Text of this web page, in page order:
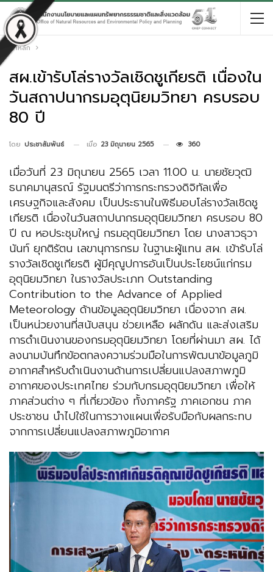
หน้าหลัก
สผ.เข้ารับโล่รางวัลเชิดชูเกียรติ เนื่องใน
วันสถาปนากรมอุตุนิยมวิทยา ครบรอบ
80 ปี
โดย ประชาสัมพันธ์ เมื่อ 23 มิถุนายน 2565 360
เมื่อวันที่ 23 มิถุนายน 2565 เวลา 11.00 น. นายชัยวุฒิ
ธนาคมานุสรณ์ รัฐมนตรีว่าการกระทรวงดิจิทัลเพื่อ
เศรษฐกิจและสังคม เป็นประธานในพิธีมอบโล่รางวัลเชิดชู
เกียรติ เนื่องในวันสถาปนากรมอุตุนิยมวิทยา ครบรอบ 80
ปี ณ หอประชุมใหญ่ กรมอุตุนิยมวิทยา โดย นางสาวธุวา
นันท์ ยุกติรัตน เลขานุการกรม ในฐานะผู้แทน สผ. เข้ารับโล่
รางวัลเชิดชูเกียรติ ผู้มีคุณูปการอันเป็นประโยชน์แก่กรม
อุตุนิยมวิทยา ในรางวัลประเภท Outstanding
Contribution to the Advance of Applied
Meteorology ด้านข้อมูลอุตุนิยมวิทยา เนื่องจาก สผ.
เป็นหน่วยงานที่สนับสนุน ช่วยเหลือ ผลักดัน และส่งเสริม
การดำเนินงานของกรมอุตุนิยมวิทยา โดยที่ผ่านมา สผ. ได้
ลงนามบันทึกข้อตกลงความร่วมมือในการพัฒนาข้อมูลภูมิ
อากาศสำหรับดำเนินงานด้านการเปลี่ยนแปลงสภาพภูมิ
อากาศของประเทศไทย ร่วมกับกรมอุตุนิยมวิทยา เพื่อให้
ภาคส่วนต่าง ๆ ที่เกี่ยวข้อง ทั้งภาครัฐ ภาคเอกชน ภาค
ประชาชน นำไปใช้ในการวางแผนเพื่อรับมือกับผลกระทบ
จากการเปลี่ยนแปลงสภาพภูมิอากาศ